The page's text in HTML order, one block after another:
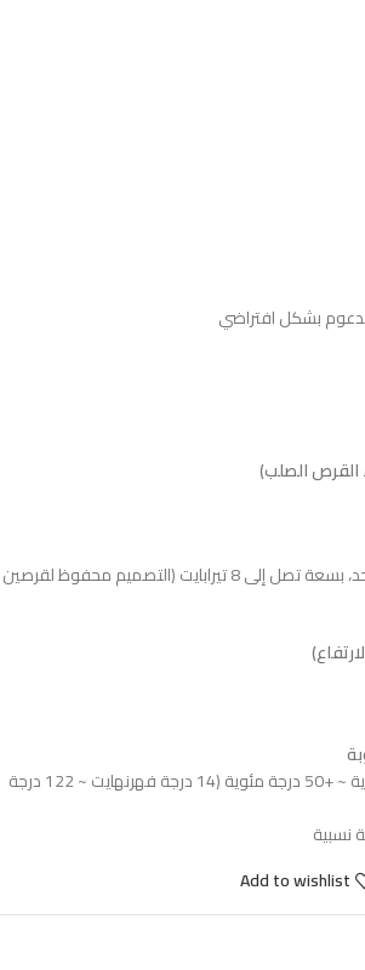
القرص الصلب)
محرك أقراص ثابتة SATA واحد، بسعة تصل إلى 8 تيرابايت (التصميم محفوظ لقرصين
درجة الحرارة: -10 درجة مئوية ~ +50 درجة مئوية (14 درجة فهرنهايت ~ 122 درجة
Add to wishlist